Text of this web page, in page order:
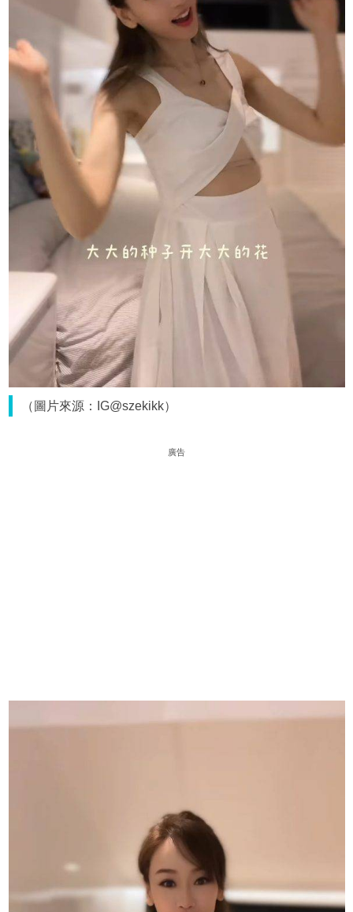
（圖片來源：IG@szekikk）
廣告